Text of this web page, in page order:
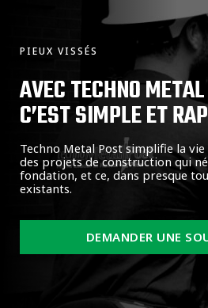
PIEUX VISSÉS
AVEC TECHNO
C’EST SIMPLE ET
Techno Metal Post simplifie la
des projets de construction qui
fondation, et ce, dans presque
existants.
DEMANDER UNE